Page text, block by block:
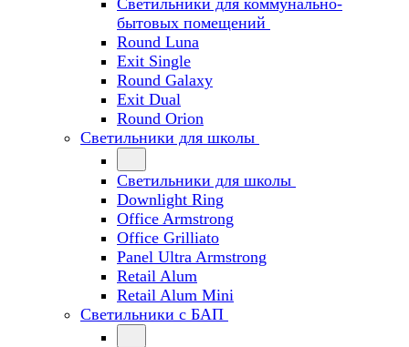
Светильники для коммунально-
бытовых помещений
Round Luna
Exit Single
Round Galaxy
Exit Dual
Round Orion
Светильники для школы
Светильники для школы
Downlight Ring
Office Armstrong
Office Grilliato
Panel Ultra Armstrong
Retail Alum
Retail Alum Mini
Светильники с БАП